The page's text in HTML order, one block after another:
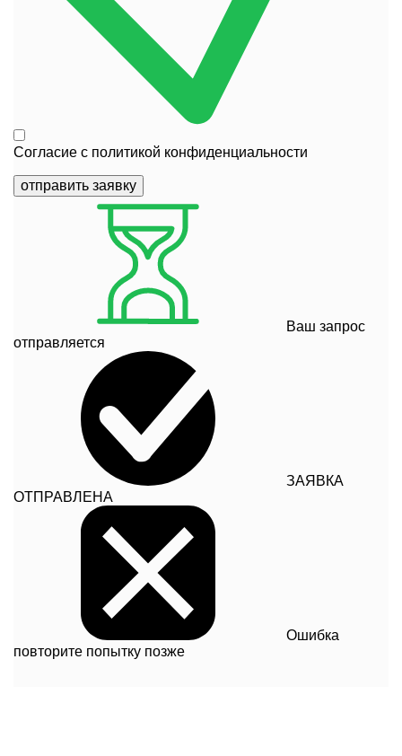
Согласие с политикой конфиденциальности
отправить заявку
Ваш запрос
отправляется
ЗАЯВКА
ОТПРАВЛЕНА
Ошибка
повторите попытку позже